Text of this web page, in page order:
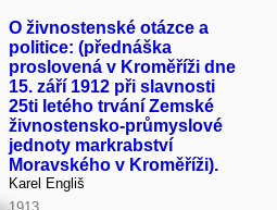
O živnostenské otázce a
politice: (přednáška
proslovená v Kroměříži dne
15. září 1912 při slavnosti
25ti letého trvání Zemské
živnostensko-průmyslové
jednoty markrabství
Moravského v Kroměříži).
Karel Engliš